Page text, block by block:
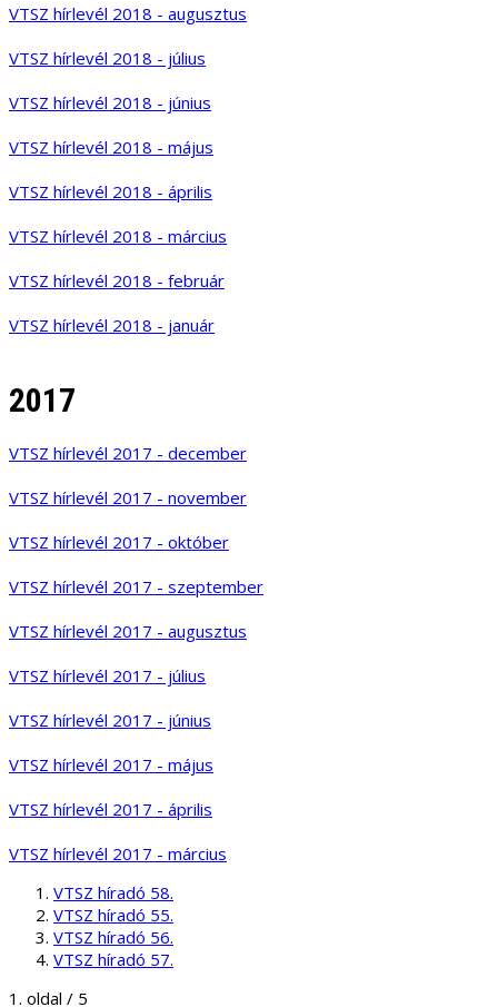
VTSZ hírlevél 2018 - augusztus
VTSZ hírlevél 2018 - július
VTSZ hírlevél 2018 - június
VTSZ hírlevél 2018 - május
VTSZ hírlevél 2018 - április
VTSZ hírlevél 2018 - március
VTSZ hírlevél 2018 - február
VTSZ hírlevél 2018 - január
2017
VTSZ hírlevél 2017 - december
VTSZ hírlevél 2017 - november
VTSZ hírlevél 2017 - október
VTSZ hírlevél 2017 - szeptember
VTSZ hírlevél 2017 - augusztus
VTSZ hírlevél 2017 - július
VTSZ hírlevél 2017 - június
VTSZ hírlevél 2017 - május
VTSZ hírlevél 2017 - április
VTSZ hírlevél 2017 - március
VTSZ híradó 58.
VTSZ híradó 55.
VTSZ híradó 56.
VTSZ híradó 57.
1. oldal / 5